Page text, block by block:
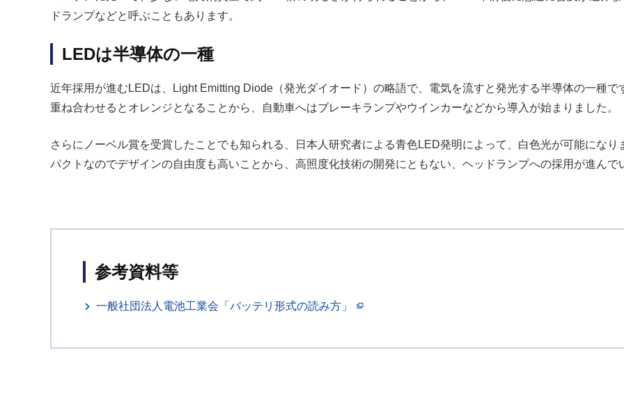
ドランプなどと呼ぶこともあります。
LEDは半導体の一種
近年採用が進むLEDは、Light Emitting Diode（発光ダイオード）の略語で、電気を流すと発光する半導体の一種
重ね合わせるとオレンジとなることから、自動車へはブレーキランプやウインカーなどから導入が始まりました。
さらにノーベル賞を受賞したことでも知られる、日本人研究者による青色LED発明によって、白色光が可能にな
パクトなのでデザインの自由度も高いことから、高照度化技術の開発にともない、ヘッドランプへの採用が進んで
参考資料等
一般社団法人電池工業会「バッテリ形式の読み方」